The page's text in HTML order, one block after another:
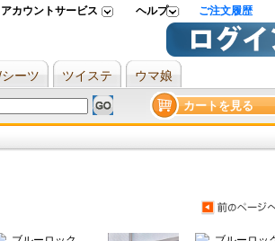
アカウントサービス ヘルプ ご注文履歴
ーツ ツイステ ウマ娘
カートを見る